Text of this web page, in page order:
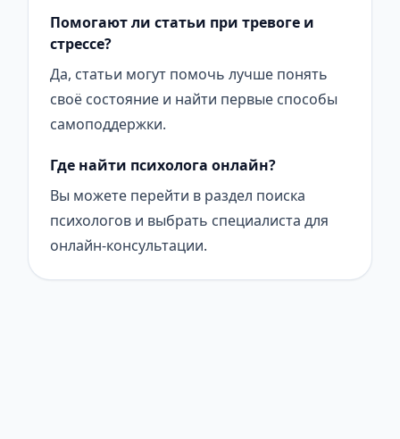
Помогают ли статьи при тревоге и
стрессе?
Да, статьи могут помочь лучше понять
своё состояние и найти первые способы
самоподдержки.
Где найти психолога онлайн?
Вы можете перейти в раздел поиска
психологов и выбрать специалиста для
онлайн-консультации.